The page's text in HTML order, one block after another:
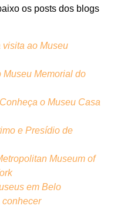
os posts dos blogs
visita ao Museu
Museu Memorial do
Conheça o Museu Casa
e Presídio de
Museum of
em Belo
conhecer